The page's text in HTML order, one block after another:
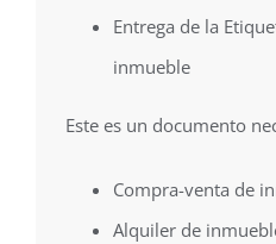
Entrega de la
inmueble
Este es un documento
Compra-venta de
Alquiler de